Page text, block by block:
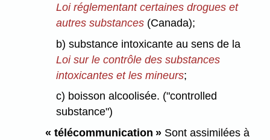
Loi réglementant certaines drogues et
autres substances(Canada);
b) substance intoxicante au sens de la
Loi sur le contrôle des substances
intoxicantes et les mineurs;
c) boisson alcoolisée. ("controlled
substance")
« télécommunication » Sont assimilées à